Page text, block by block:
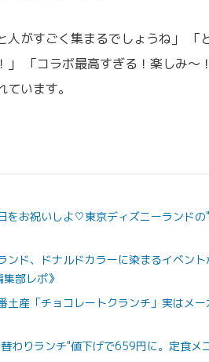
人がすごく集まるでしょうね」
」 「コラボ最高すぎる！楽しみ〜
います。
をお祝いしよ♡東京ディズニーランド
ンド、ドナルドカラーに染まるイベン
部レポ》
土産「チョコレートクランチ」実はメ
わりランチ"値下げで659円に。定食メ